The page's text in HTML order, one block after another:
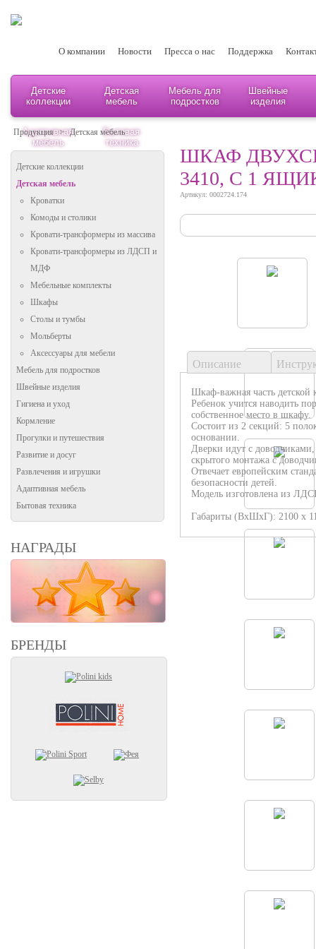
О компании Новости Пресса о нас Поддержка
Детские
коллекции
Детская
мебель
Мебель для
подростков
Швейные
изделия
Адаптивная
мебель
Бытовая
техника
Продукция > Детская мебель
Детские коллекции
Детская мебель
Кроватки
Комоды и столики
Кровати-трансформеры из массива
Кровати-трансформеры из ЛДСП и
МДФ
Мебельные комплекты
Шкафы
Столы и тумбы
Мольберты
Аксессуары для мебели
Мебель для подростков
Швейные изделия
Гигиена и уход
Кормление
Прогулки и путешествия
Развитие и досуг
Развлечения и игрушки
Адаптивная мебель
Бытовая техника
НАГРАДЫ
БРЕНДЫ
ШКАФ
3410, С 1
Артикул: 0002724.174
Описание
Шкаф-важная часть детской
Ребенок учится наводить
собственное место в шкафу.
Состоит из 2 секций: 5
основании.
Дверки идут с
скрытого монтажа с
Отвечает европейским
безопасности детей.
Модель изготовлена из
Габариты (ВхШхГ): 2100 х